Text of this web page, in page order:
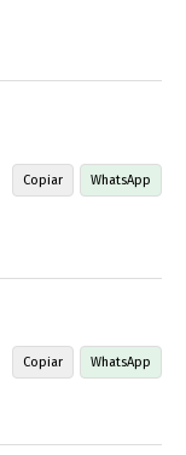
Copiar WhatsApp
Copiar WhatsApp